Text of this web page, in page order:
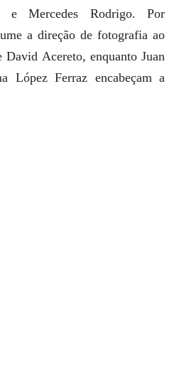
e Mercedes Rodrigo. Por
a direção de fotografia ao
Acereto, enquanto Juan
López Ferraz encabeçam a